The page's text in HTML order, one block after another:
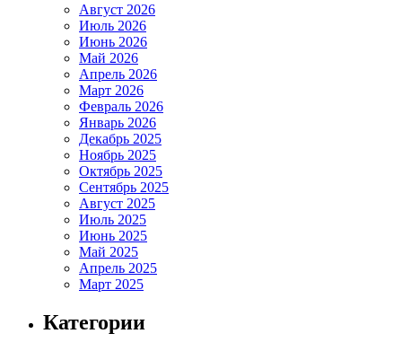
Август 2026
Июль 2026
Июнь 2026
Май 2026
Апрель 2026
Март 2026
Февраль 2026
Январь 2026
Декабрь 2025
Ноябрь 2025
Октябрь 2025
Сентябрь 2025
Август 2025
Июль 2025
Июнь 2025
Май 2025
Апрель 2025
Март 2025
Категории